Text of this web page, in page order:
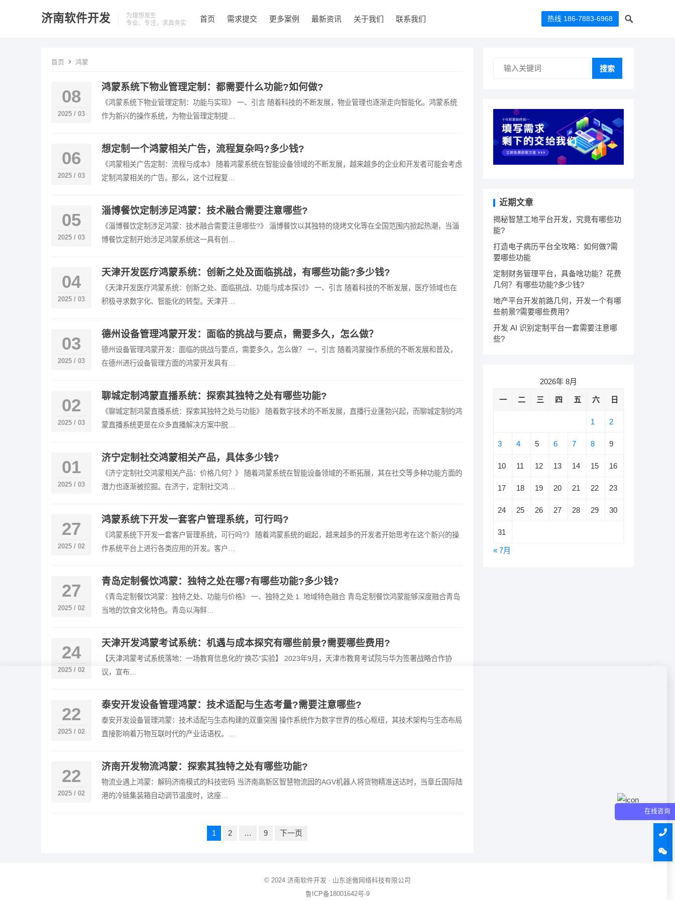
济南软件开发
为理想发生
专业、专注，求真务实
首页 需求提交 更多案例 最新资讯 关于我们 联系我们 热线 186-7883-6968
首页 鸿蒙
08
2025 / 03
鸿蒙系统下物业管理定制：都需要什么功能?如何做?
《鸿蒙系统下物业管理定制：功能与实现》 一、引言 随着科技的不断发展，物业管理也逐渐走向智能化。鸿蒙系统
作为新兴的操作系统，为物业管理定制提…
06
2025 / 03
想定制一个鸿蒙相关广告，流程复杂吗?多少钱?
《鸿蒙相关广告定制：流程与成本》 随着鸿蒙系统在智能设备领域的不断发展，越来越多的企业和开发者可能会考虑
定制鸿蒙相关的广告。那么，这个过程复…
05
2025 / 03
淄博餐饮定制涉足鸿蒙：技术融合需要注意哪些?
《淄博餐饮定制涉足鸿蒙：技术融合需要注意哪些?》 淄博餐饮以其独特的烧烤文化等在全国范围内掀起热潮，当淄
博餐饮定制开始涉足鸿蒙系统这一具有创…
04
2025 / 03
天津开发医疗鸿蒙系统：创新之处及面临挑战，有哪些功能?多少钱?
《天津开发医疗鸿蒙系统：创新之处、面临挑战、功能与成本探讨》 一、引言 随着科技的不断发展，医疗领域也在
积极寻求数字化、智能化的转型。天津开…
03
2025 / 03
德州设备管理鸿蒙开发：面临的挑战与要点，需要多久，怎么做？
德州设备管理鸿蒙开发：面临的挑战与要点，需要多久，怎么做？ 一、引言 随着鸿蒙操作系统的不断发展和普及，
在德州进行设备管理方面的鸿蒙开发具有…
02
2025 / 03
聊城定制鸿蒙直播系统：探索其独特之处有哪些功能?
《聊城定制鸿蒙直播系统：探索其独特之处与功能》 随着数字技术的不断发展，直播行业蓬勃兴起，而聊城定制的鸿
蒙直播系统更是在众多直播解决方案中脱…
01
2025 / 03
济宁定制社交鸿蒙相关产品，具体多少钱?
《济宁定制社交鸿蒙相关产品：价格几何？》 随着鸿蒙系统在智能设备领域的不断拓展，其在社交等多种功能方面的
潜力也逐渐被挖掘。在济宁，定制社交鸿…
27
2025 / 02
鸿蒙系统下开发一套客户管理系统，可行吗?
《鸿蒙系统下开发一套客户管理系统，可行吗?》 随着鸿蒙系统的崛起，越来越多的开发者开始思考在这个新兴的操
作系统平台上进行各类应用的开发。客户…
27
2025 / 02
青岛定制餐饮鸿蒙：独特之处在哪?有哪些功能?多少钱?
《青岛定制餐饮鸿蒙：独特之处、功能与价格》 一、独特之处 1. 地域特色融合 青岛定制餐饮鸿蒙能够深度融合青岛
当地的饮食文化特色。青岛以海鲜…
24
2025 / 02
天津开发鸿蒙考试系统：机遇与成本探究有哪些前景?需要哪些费用?
【天津鸿蒙考试系统落地：一场教育信息化的”换芯”实验】 2023年9月，天津市教育考试院与华为签署战略合作协
议，宣布…
22
2025 / 02
泰安开发设备管理鸿蒙：技术适配与生态考量?需要注意哪些?
泰安开发设备管理鸿蒙：技术适配与生态构建的双重突围 操作系统作为数字世界的核心枢纽，其技术架构与生态布局
直接影响着万物互联时代的产业话语权。…
22
2025 / 02
济南开发物流鸿蒙：探索其独特之处有哪些功能?
物流业遇上鸿蒙：解码济南模式的科技密码 当济南高新区智慧物流园的AGV机器人将货物精准送达时，当章丘国际陆
港的冷链集装箱自动调节温度时，这座…
1 2 … 9 下一页
搜索
近期文章
揭秘智慧工地平台开发，究竟有哪些功
能?
打造电子病历平台全攻略：如何做?需
要哪些功能
定制财务管理平台，具备啥功能？花费
几何？有哪些功能?多少钱?
地产平台开发前路几何，开发一个有哪
些前景?需要哪些费用?
开发 AI 识别定制平台一套需要注意哪
些?
2026年 8月
一 二 三 四 五 六 日
1 2
3 4 5 6 7 8 9
10 11 12 13 14 15 16
17 18 19 20 21 22 23
24 25 26 27 28 29 30
31
« 7月
© 2024 济南软件开发 · 山东途傲网络科技有限公司
鲁ICP备18001642号-9
在线咨询